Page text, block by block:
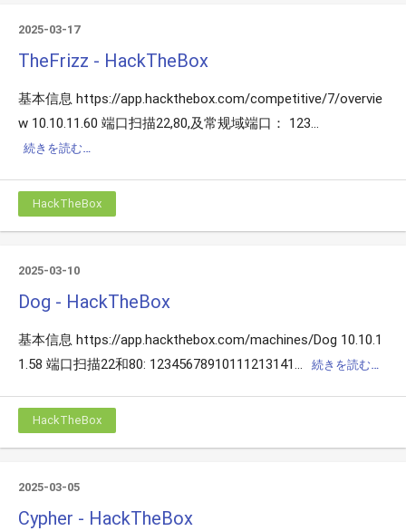
2025-03-17
TheFrizz - HackTheBox
基本信息 https://app.hackthebox.com/competitive/7/overvie
w 10.10.11.60 端口扫描22,80,及常规域端口： 123...
続きを読む…
HackTheBox
2025-03-10
Dog - HackTheBox
基本信息 https://app.hackthebox.com/machines/Dog 10.10.1
1.58 端口扫描22和80: 12345678910111213141...
続きを読む…
HackTheBox
2025-03-05
Cypher - HackTheBox